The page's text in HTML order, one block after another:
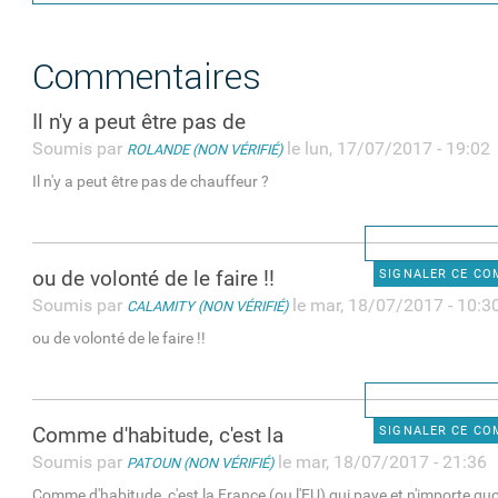
Commentaires
Il n'y a peut être pas de
Soumis par ROLANDE (NON VÉRIFIÉ)le lun, 17/07/2017 - 19:02
Il n'y a peut être pas de chauffeur ?
SIGNALER CE
ou de volonté de le faire !!
Soumis par CALAMITY (NON VÉRIFIÉ)le mar, 18/07/2017 -
ou de volonté de le faire !!
SIGNALER CE
Comme d'habitude, c'est la
Soumis par PATOUN (NON VÉRIFIÉ)le mar, 18/07/2017 - 21:36